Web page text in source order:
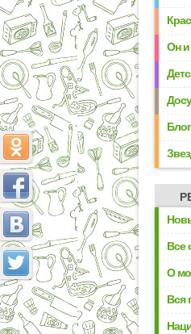
Он и
Все
О
Вся